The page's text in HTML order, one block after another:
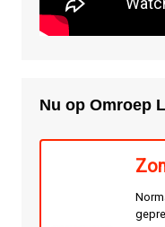
Nu op Omroep